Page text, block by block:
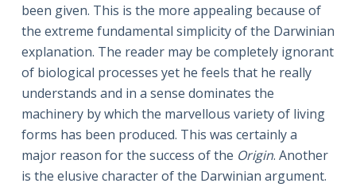
been given. This is the more appealing because of
the extreme fundamental simplicity of the Darwinian
explanation. The reader may be completely ignorant
of biological processes yet he feels that he really
understands and in a sense dominates the
machinery by which the marvellous variety of living
forms has been produced. This was certainly a
major reason for the success of the Origin. Another
is the elusive character of the Darwinian argument.